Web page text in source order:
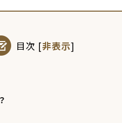
目次 [非表示]